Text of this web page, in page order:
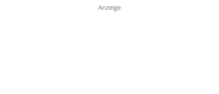
Anzeige